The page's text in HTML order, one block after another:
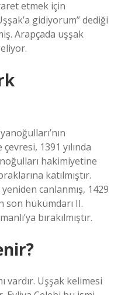
etmek için
gidiyorum” dediği
Arapçada uşşak
1391 yılında
hakimiyetine
katılmıştır.
canlanmış, 1429
son hükümdarı II.
bırakılmıştır.
vardır. Uşşak kelimesi